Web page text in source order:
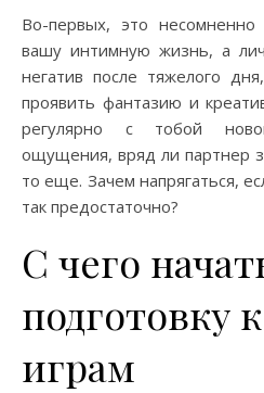
Во-первых, это несомненно
вашу интимную жизнь, а
негатив после тяжелого
проявить фантазию и
регулярно с тобой
ощущения, вряд ли партнер
то еще. Зачем напрягаться,
так предостаточно?
С чего
подготовку
играм